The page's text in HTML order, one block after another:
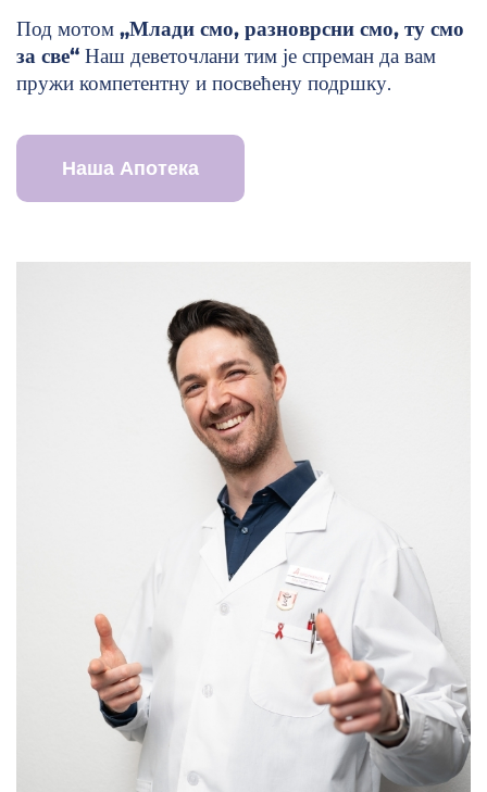
Под мотом „Млади смо, разноврсни смо, ту смо
за све“ Наш деветочлани тим је спреман да вам
пружи компетентну и посвећену подршку.
Наша Апотека